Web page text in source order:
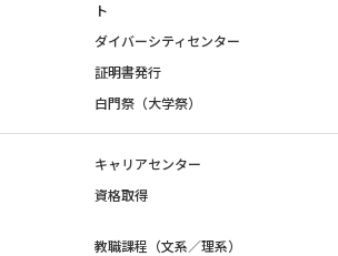
ト
ダイバーシティセンター
証明書発行
白門祭（大学祭）
キャリアセンター
資格取得
教職課程（文系／理系）